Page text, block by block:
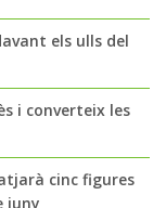
els ulls del
i converteix les
cinc figures
juny